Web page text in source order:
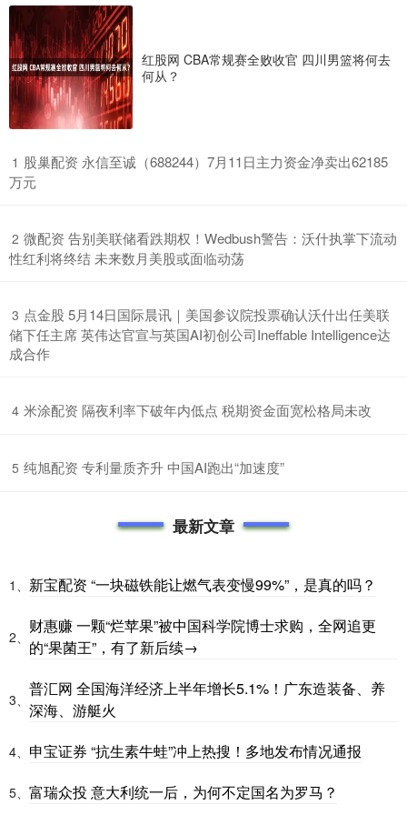
红股网 CBA常规赛全败收官 四川男篮将何去
何从？
1 ​股巢配资 永信至诚（688244）7月11日主力资金净卖出62185
万元
2 ​微配资 告别美联储看跌期权！Wedbush警告：沃什执掌下流动
性红利将终结 未来数月美股或面临动荡
3 ​点金股 5月14日国际晨讯｜美国参议院投票确认沃什出任美联
储下任主席 英伟达官宣与英国AI初创公司Ineffable Intelligence达
成合作
4 ​米涂配资 隔夜利率下破年内低点 税期资金面宽松格局未改
5 ​纯旭配资 专利量质齐升 中国AI跑出“加速度”
最新文章
1、 新宝配资 “一块磁铁能让燃气表变慢99%”，是真的吗？
2、
财惠赚 一颗“烂苹果”被中国科学院博士求购，全网追更
的“果菌王”，有了新后续→
3、
普汇网 全国海洋经济上半年增长5.1%！广东造装备、养
深海、游艇火
4、 申宝证券 “抗生素牛蛙”冲上热搜！多地发布情况通报
5、 富瑞众投 意大利统一后，为何不定国名为罗马？